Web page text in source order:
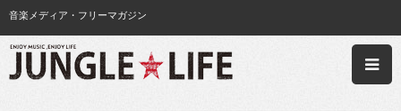
音楽メディア・フリーマガジン